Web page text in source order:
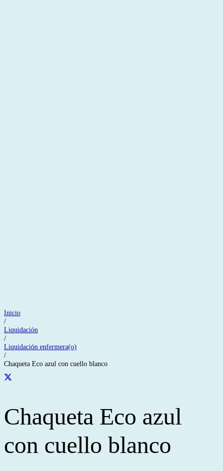
Inicio
/
Liquidación
/
Liquidación enfermera(o)
/
Chaqueta Eco azul con cuello blanco
Chaqueta Eco azul
con cuello blanco